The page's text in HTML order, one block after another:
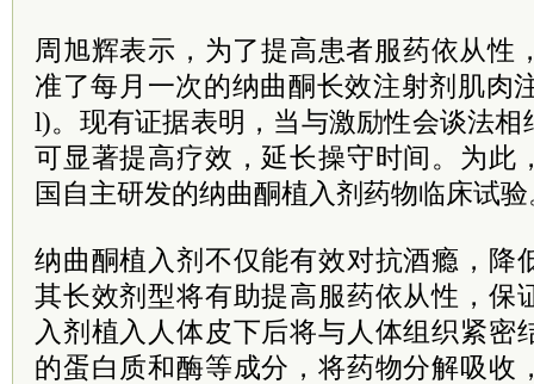
周旭辉表示，为了提高患者服药依从性
准了每月一次的纳曲酮长效注射剂肌肉
l)。现有证据表明，当与激励性会谈法
可显著提高疗效，延长操守时间。为此
国自主研发的纳曲酮植入剂药物临床试验
纳曲酮植入剂不仅能有效对抗酒瘾，降
其长效剂型将有助提高服药依从性，保
入剂植入人体皮下后将与人体组织紧密
的蛋白质和酶等成分，将药物分解吸收